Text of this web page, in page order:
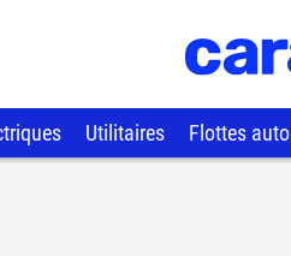
Utilitaires Flottes auto